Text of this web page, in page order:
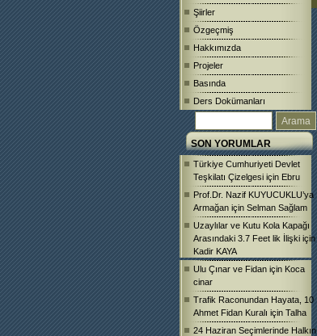
Şiirler
Özgeçmiş
Hakkımızda
Projeler
Basında
Ders Dokümanları
SON YORUMLAR
Türkiye Cumhuriyeti Devlet
Teşkilatı Çizelgesi için Ebru
Prof.Dr. Nazif KUYUCUKLU’ya
Armağan için Selman Sağlam
Uzaylılar ve Kutu Kola Kapağı
Arasındaki 3.7 Feet lik İlişki için
Kadir KAYA
Ulu Çınar ve Fidan için Koca
cinar
Trafik Raconundan Hayata, 10
Ahmet Fidan Kuralı için Talha
24 Haziran Seçimlerinde Halkın